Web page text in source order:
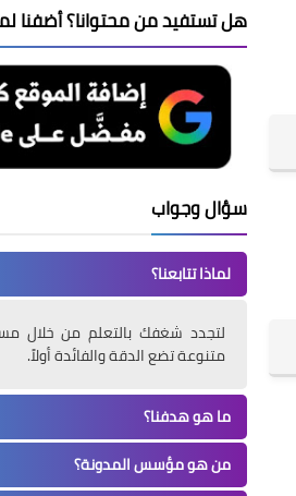
هل تستفيد من محتوانا؟ أضفنا
سؤال وجواب
لماذا تتابعنا؟
لتجدد شغفك بالتعلم من خلال
متنوعة تضع الدقة والفائدة أولاً.
ما هو هدفنا؟
من هو مؤسس المدونة؟